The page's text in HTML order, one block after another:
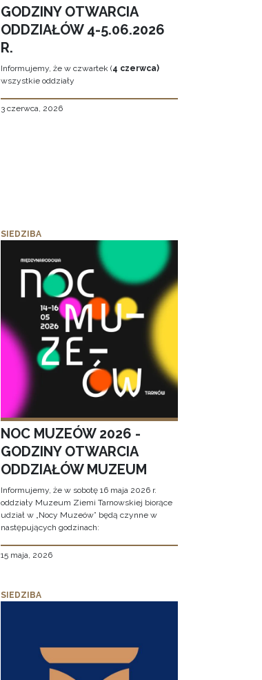
GODZINY OTWARCIA
ODDZIAŁÓW 4-5.06.2026
R.
Informujemy, że w czwartek (4 czerwca)
wszystkie oddziały
3 czerwca, 2026
SIEDZIBA
NOC MUZEÓW 2026 -
GODZINY OTWARCIA
ODDZIAŁÓW MUZEUM
Informujemy, że w sobotę 16 maja 2026 r.
oddziały Muzeum Ziemi Tarnowskiej biorące
udział w „Nocy Muzeów” będą czynne w
następujących godzinach:
15 maja, 2026
SIEDZIBA